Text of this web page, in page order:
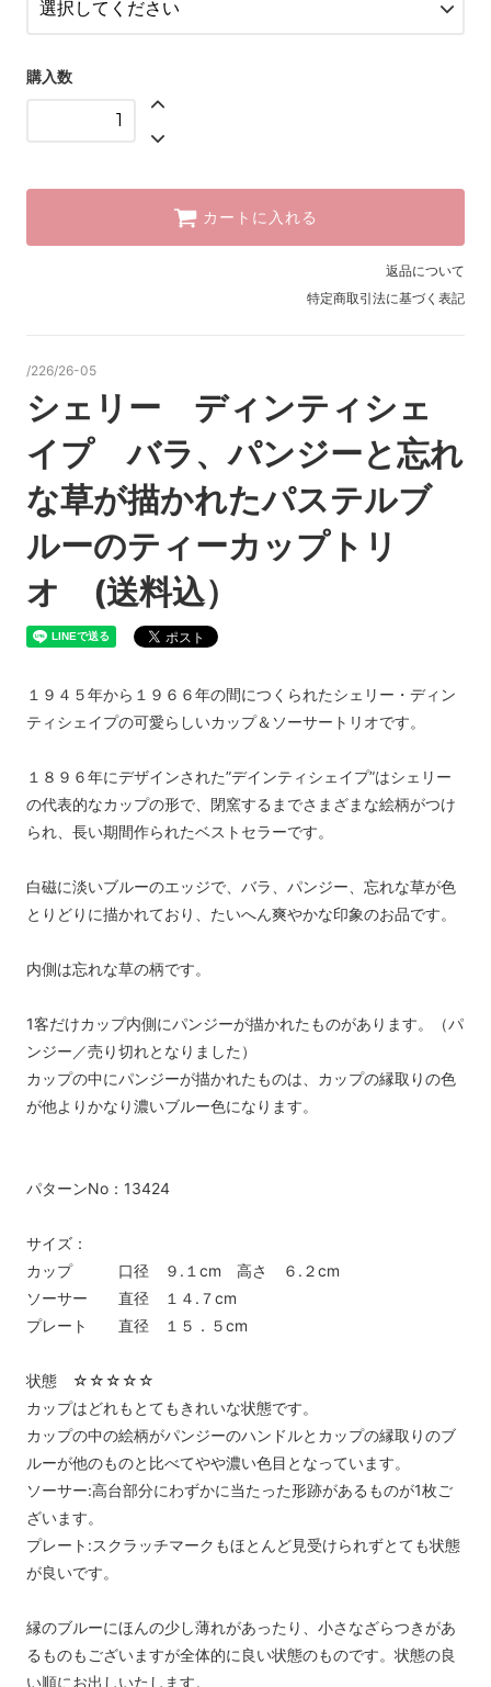
購入数
カートに入れる
返品について
特定商取引法に基づく表記
/226/26-05
シェリー ディンティシェ
イプ バラ、パンジーと忘れ
な草が描かれたパステルブ
ルーのティーカップトリ
オ (送料込）
１９４５年から１９６６年の間につくられたシェリー・ディン
ティシェイプの可愛らしいカップ＆ソーサートリオです。
１８９６年にデザインされた”デインティシェイプ”はシェリー
の代表的なカップの形で、閉窯するまでさまざまな絵柄がつけ
られ、長い期間作られたベストセラーです。
白磁に淡いブルーのエッジで、バラ、パンジー、忘れな草が色
とりどりに描かれており、たいへん爽やかな印象のお品です。
内側は忘れな草の柄です。
1客だけカップ内側にパンジーが描かれたものがあります。（パ
ンジー／売り切れとなりました）
カップの中にパンジーが描かれたものは、カップの縁取りの色
が他よりかなり濃いブルー色になります。
パターンNo：13424
サイズ：
カップ 口径 ９.１cm 高さ ６.２cm
ソーサー 直径 １４.７cm
プレート 直径 １５．５cm
状態 ☆☆☆☆☆
カップはどれもとてもきれいな状態です。
カップの中の絵柄がパンジーのハンドルとカップの縁取りのブ
ルーが他のものと比べてやや濃い色目となっています。
ソーサー:高台部分にわずかに当たった形跡があるものが1枚ご
ざいます。
プレート:スクラッチマークもほとんど見受けられずとても状態
が良いです。
縁のブルーにほんの少し薄れがあったり、小さなざらつきがあ
るものもございますが全体的に良い状態のものです。状態の良
い順にお出しいたします。